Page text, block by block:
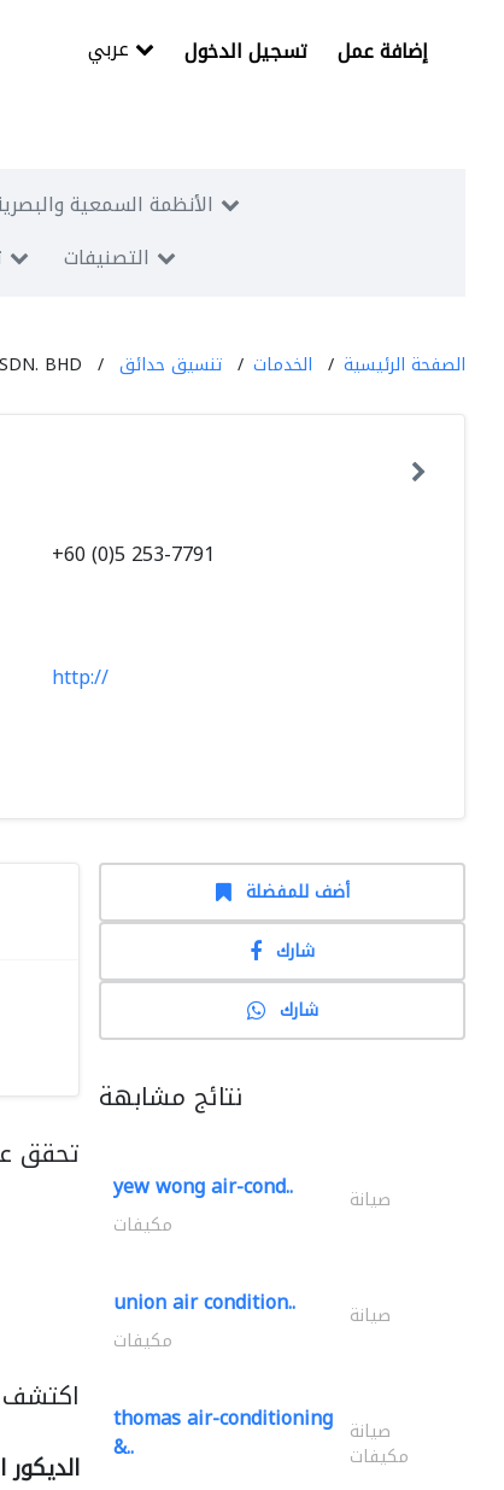
تسجيل الدخول إضافة عمل
الأنظمة السمعية
التصنيفات
الصفحة الرئيسية الخدمات تنسيق حدائق BHD.
+60 (0)5 253-7791
http://
تحقق
اكتشف
أضف للمفضلة
شارك
شارك
نتائج مشابهة
yew wong air-cond.. صيانة
مكيفات
union air condition.. صيانة
مكيفات
thomas air-conditioning
&.. صيانة
مكيفات